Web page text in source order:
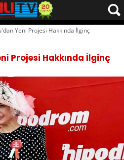
Yeni Projesi Hakkında İlginç
Projesi Hakkında İlginç